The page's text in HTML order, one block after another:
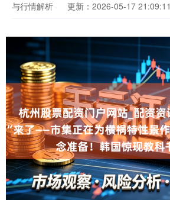
与行情解析
更新：2026-05-17 21:09:11